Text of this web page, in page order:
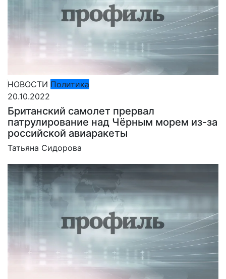
НОВОСТИ Политика
20.10.2022
Британский самолет прервал
патрулирование над Чёрным морем из-за
российской авиаракеты
Татьяна Сидорова